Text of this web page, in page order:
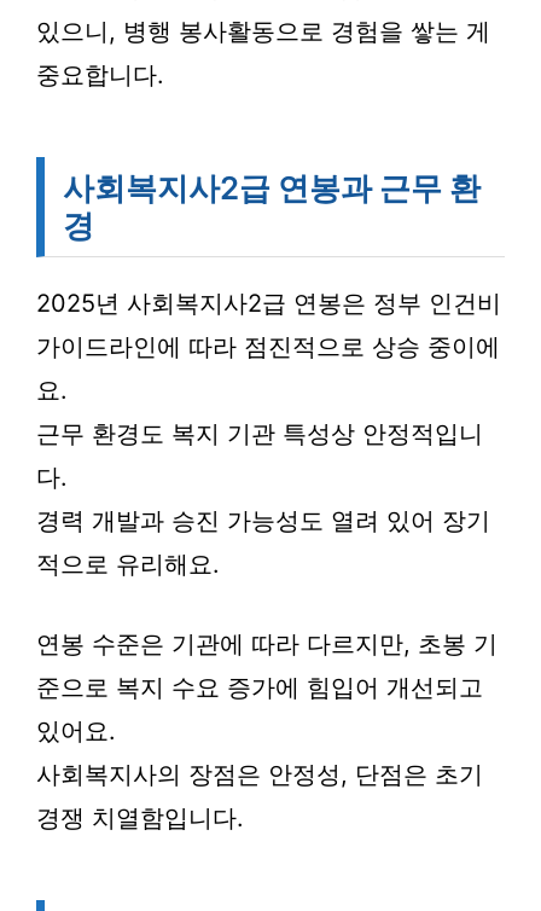
있으니, 병행 봉사활동으로 경험을 쌓는 게
중요합니다.
사회복지사2급 연봉과 근무 환
경
2025년 사회복지사2급 연봉은 정부 인건비
가이드라인에 따라 점진적으로 상승 중이에
요.
근무 환경도 복지 기관 특성상 안정적입니
다.
경력 개발과 승진 가능성도 열려 있어 장기
적으로 유리해요.
연봉 수준은 기관에 따라 다르지만, 초봉 기
준으로 복지 수요 증가에 힘입어 개선되고
있어요.
사회복지사의 장점은 안정성, 단점은 초기
경쟁 치열함입니다.